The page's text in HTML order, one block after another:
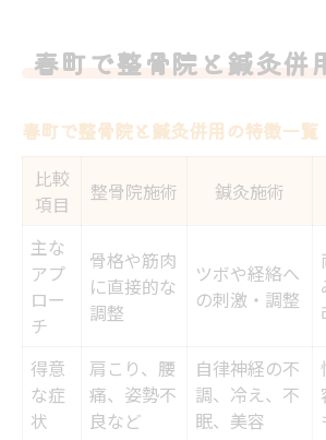
鍼灸を活かす整骨院選びの極意
整骨院と鍼灸併用の選び方比
鍼灸施術が得意な整骨院の見
整骨院を選ぶなら鍼灸対応も
整骨院×鍼灸の施術効果を最
併用治療がもたらす身体の変化
整骨院鍼灸併用で期待できる
整骨院と鍼灸の併用で得ら
症状別にみる整骨院鍼灸併
春町で整骨院と鍼灸併
春町で整骨院と鍼灸併用の特徴一覧
比較
項目
整骨院施術 鍼灸施術
主な
アプ
ロー
チ
骨格や筋肉
に直接的な
調整
ツボや経絡へ
の刺激・調整
得意
な症
状
肩こり、腰
痛、姿勢不
良など
自律神経の不
調、冷え、不
眠、美容